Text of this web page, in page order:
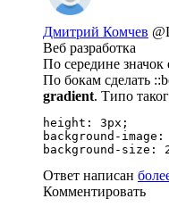
Дмитрий Комчев
Веб разработка
По середине
По бокам сделать
gradient. Типо
height: 3px;
background-
background-size:
Ответ написан
Комментировать